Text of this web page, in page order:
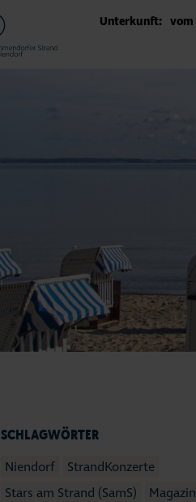
Unterkunft: vom
SCHLAGWÖRTER
Niendorf
StrandKonzerte
Stars am Strand (SamS)
Magazin